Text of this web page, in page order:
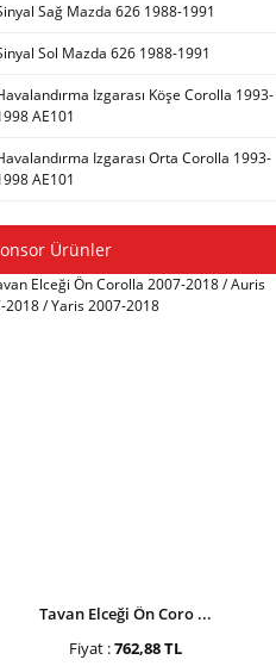
Sağ Mazda 626 1988-1991
Sol Mazda 626 1988-1991
Izgarası Köşe Corolla 1993-
AE101
Izgarası Orta Corolla 1993-
AE101
Ürünler
Tavan Elceği Ön Coro ...
Fiyat :762,88 TL